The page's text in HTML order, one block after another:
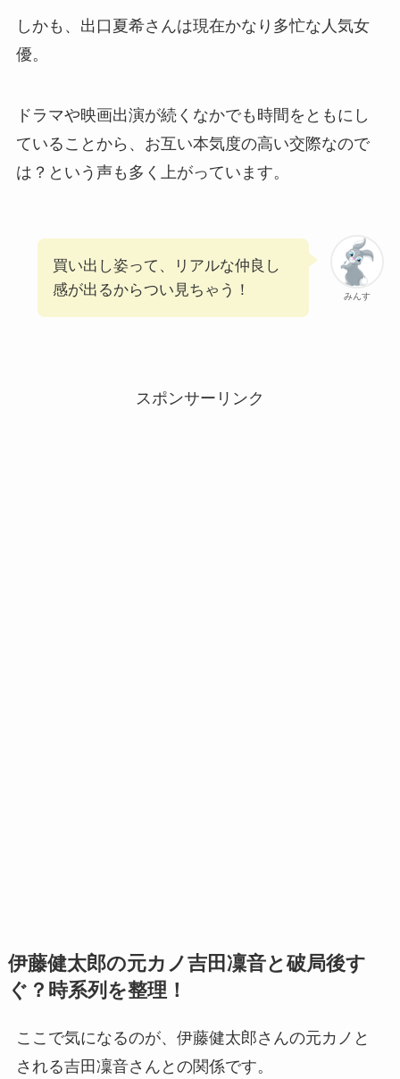
しかも、出口夏希さんは現在かなり多忙な人気女
優。
ドラマや映画出演が続くなかでも時間をともにし
ていることから、お互い本気度の高い交際なので
は？という声も多く上がっています。
みんす
買い出し姿って、リアルな仲良し
感が出るからつい見ちゃう！
スポンサーリンク
伊藤健太郎の元カノ吉田凜音と破局後す
ぐ？時系列を整理！
ここで気になるのが、伊藤健太郎さんの元カノと
される吉田凜音さんとの関係です。